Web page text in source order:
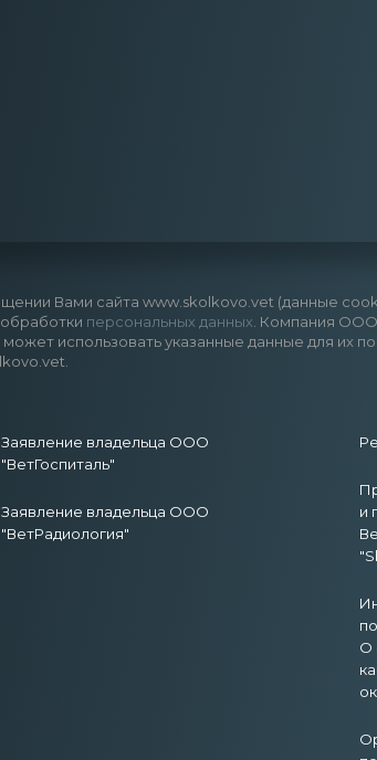
Вами сайта www.skolkovo.vet (данные
персональных данных. Компания ООО
может использовать указанные данные для
Заявление владельца ООО
"ВетГоспиталь"
Заявление владельца ООО
"ВетРадиология"
и
О